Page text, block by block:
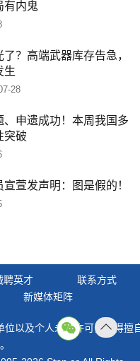
有内鬼
？高端武器库存告急，
生
28
、申遗成功！本周我国多
突破
萱发声明：图是假的！
聘英才
联系方式
新媒体矩阵
以及个人未经许可，不得擅